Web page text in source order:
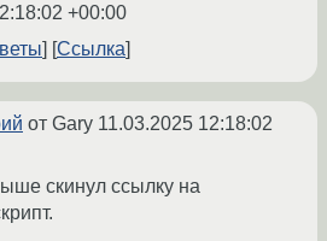
+00:00
Ссылка
от Gary 11.03.2025 12:18:02
скинул ссылку на